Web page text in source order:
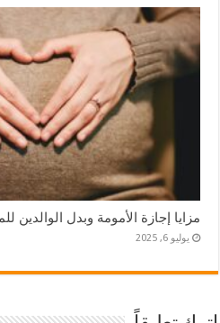
مزايا إجازة الأمومة وبدل الوالدين
يوليو 6, 2025